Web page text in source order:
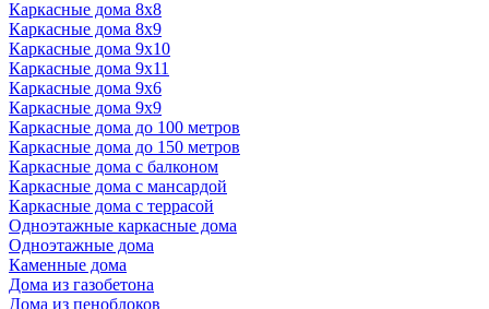
Каркасные дома 8х8
Каркасные дома 8х9
Каркасные дома 9х10
Каркасные дома 9х11
Каркасные дома 9х6
Каркасные дома 9х9
Каркасные дома до 100 метров
Каркасные дома до 150 метров
Каркасные дома с балконом
Каркасные дома с мансардой
Каркасные дома с террасой
Одноэтажные каркасные дома
Одноэтажные дома
Каменные дома
Дома из газобетона
Дома из пеноблоков